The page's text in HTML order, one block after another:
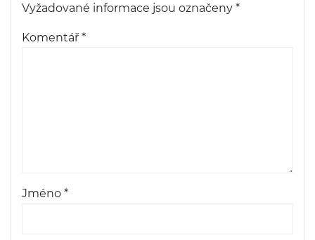
Vyžadované informace jsou označeny *
Komentář *
Jméno *